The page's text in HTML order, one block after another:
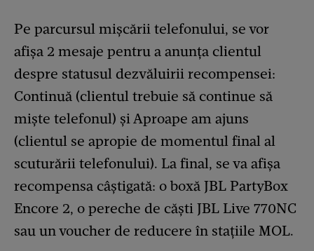
Pe parcursul mișcării telefonului, se vor
afișa 2 mesaje pentru a anunța clientul
despre statusul dezvăluirii recompensei:
Continuă (clientul trebuie să continue să
miște telefonul) și Aproape am ajuns
(clientul se apropie de momentul final al
scuturării telefonului). La final, se va afișa
recompensa câștigată: o boxă JBL PartyBox
Encore 2, o pereche de căști JBL Live 770NC
sau un voucher de reducere în stațiile MOL.